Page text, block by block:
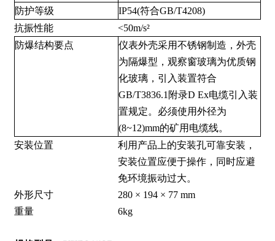
防护等级
IP54(符合GB/T4208)
抗振性能
<50m/s²
防爆结构要点
仪表外壳采用不锈钢制造，外壳
为隔爆型，观察窗玻璃为优质钢
化玻璃，引入装置符合
GB/T3836.1附录D Ex电缆引入装
置规定。必须使用外径为
(8~12)mm的矿用电缆线。
安装位置
利用产品上的安装孔可靠安装，
安装位置应便于操作，同时应避
免环境振动过大。
外形尺寸
280 × 194 × 77 mm
重量
6kg